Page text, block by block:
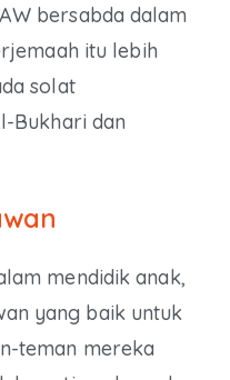
bersabda dalam
itu lebih
solat
Bukhari dan
mendidik anak,
yang baik untuk
teman mereka